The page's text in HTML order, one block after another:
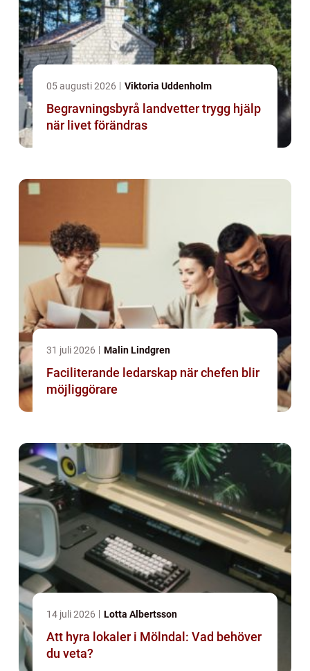
05 augusti 2026 Viktoria Uddenholm
Begravningsbyrå landvetter trygg hjälp
när livet förändras
31 juli 2026 Malin Lindgren
Faciliterande ledarskap när chefen blir
möjliggörare
14 juli 2026 Lotta Albertsson
Att hyra lokaler i Mölndal: Vad behöver
du veta?